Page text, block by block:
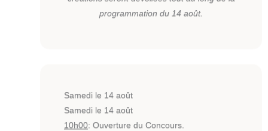
programmation du 14 août.
Samedi le 14 août
Samedi le 14 août
10h00: Ouverture du Concours.